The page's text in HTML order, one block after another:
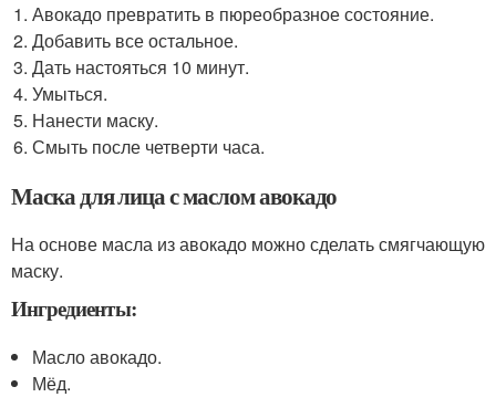
Авокадо превратить в пюреобразное состояние.
Добавить все остальное.
Дать настояться 10 минут.
Умыться.
Нанести маску.
Смыть после четверти часа.
Маска для лица с маслом авокадо
На основе масла из авокадо можно сделать смягчающую
маску.
Ингредиенты:
Масло авокадо.
Мёд.